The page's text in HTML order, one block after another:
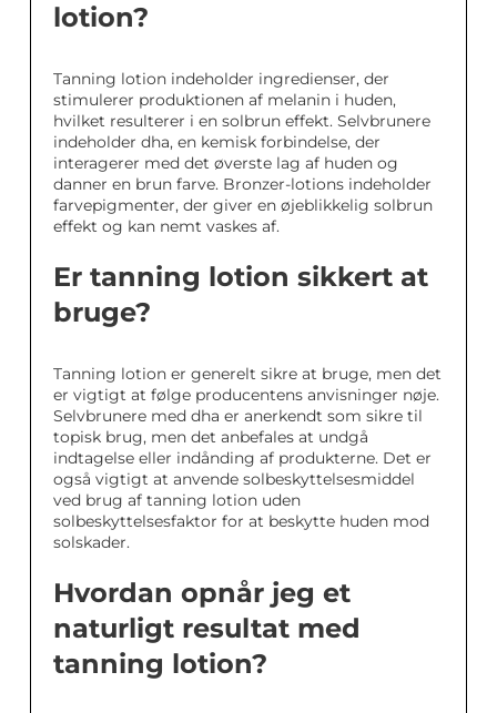
lotion?
Tanning lotion indeholder ingredienser, der
stimulerer produktionen af melanin i huden,
hvilket resulterer i en solbrun effekt. Selvbrunere
indeholder dha, en kemisk forbindelse, der
interagerer med det øverste lag af huden og
danner en brun farve. Bronzer-lotions indeholder
farvepigmenter, der giver en øjeblikkelig solbrun
effekt og kan nemt vaskes af.
Er tanning lotion sikkert at
bruge?
Tanning lotion er generelt sikre at bruge, men det
er vigtigt at følge producentens anvisninger nøje.
Selvbrunere med dha er anerkendt som sikre til
topisk brug, men det anbefales at undgå
indtagelse eller indånding af produkterne. Det er
også vigtigt at anvende solbeskyttelsesmiddel
ved brug af tanning lotion uden
solbeskyttelsesfaktor for at beskytte huden mod
solskader.
Hvordan opnår jeg et
naturligt resultat med
tanning lotion?